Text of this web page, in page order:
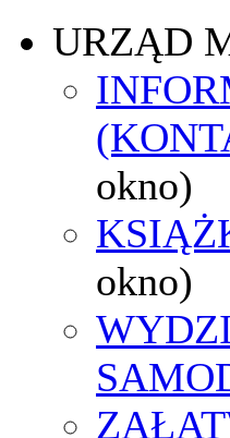
URZĄD
okno)
okno)